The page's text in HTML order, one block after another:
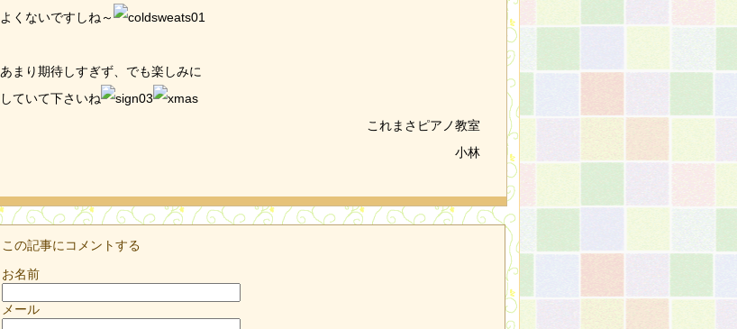
よくないですしね～
あまり期待しすぎず、でも楽しみに
していて下さいね
これまさピアノ教室
小林
この記事にコメントする
お名前
メール